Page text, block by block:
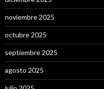
noviembre 2025
octubre 2025
septiembre 2025
agosto 2025